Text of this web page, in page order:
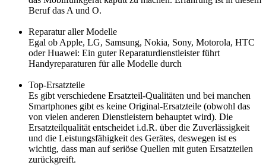
Beruf das A und O.
Reparatur aller Modelle
Egal ob Apple, LG, Samsung, Nokia, Sony, Motorola, HTC
oder Huawei: Ein guter Reparaturdienstleister führt
Handyreparaturen für alle Modelle durch
Top-Ersatzteile
Es gibt verschiedene Ersatzteil-Qualitäten und bei manchen
Smartphones gibt es keine Original-Ersatzteile (obwohl das
von vielen anderen Dienstleistern behauptet wird). Die
Ersatzteilqualität entscheidet i.d.R. über die Zuverlässigkeit
und die Leistungsfähigkeit des Gerätes, deswegen ist es
wichtig, dass man auf seriöse Quellen mit guten Ersatzteilen
zurückgreift.